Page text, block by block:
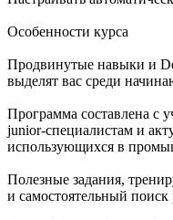
Особенности курса
Продвинутые навыки и
выделят вас среди
Программа составлена с
junior-специалистам и
использующихся в
Полезные задания,
и самостоятельный